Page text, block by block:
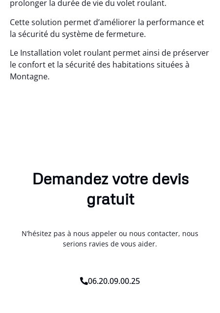
prolonger la durée de vie du volet roulant.
Cette solution permet d’améliorer la performance et
la sécurité du système de fermeture.
Le Installation volet roulant permet ainsi de préserver
le confort et la sécurité des habitations situées à
Montagne.
Demandez votre devis
gratuit
N’hésitez pas à nous appeler ou nous contacter, nous
serions ravies de vous aider.
06.20.09.00.25